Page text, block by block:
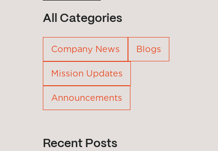
All Categories
Company News Blogs
Mission Updates
Announcements
Recent Posts